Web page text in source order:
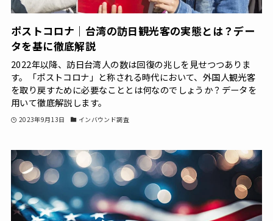
ポストコロナ｜台湾の訪日観光客の実態とは？デー
タを基に徹底解説
2022年以降、訪日台湾人の数は回復の兆しを見せつつありま
す。「ポストコロナ」と称される時代において、外国人観光客
を取り戻すために必要なこととは何なのでしょうか？データを
用いて徹底解説します。
2023年9月13日 インバウンド調査